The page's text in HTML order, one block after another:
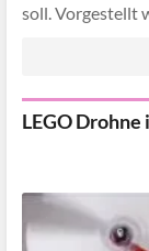
soll. Vorgestellt
LEGO Drohne